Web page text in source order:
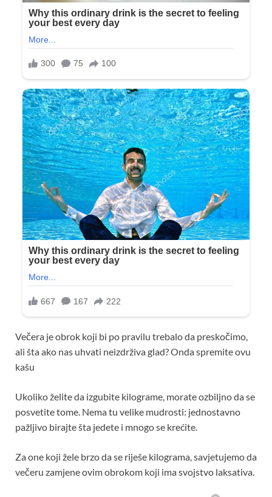
Večera je obrok koji bi po pravilu trebalo da preskočimo,
ali šta ako nas uhvati neizdrživa glad? Onda spremite ovu
kašu
Ukoliko želite da izgubite kilograme, morate ozbiljno da se
posvetite tome. Nema tu velike mudrosti: jednostavno
pažljivo birajte šta jedete i mnogo se krećite.
Za one koji žele brzo da se riješe kilograma, savjetujemo da
večeru zamjene ovim obrokom koji ima svojstvo laksativa.